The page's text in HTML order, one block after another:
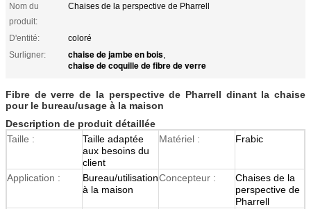
Nom du
produit:
Chaises de la perspective de Pharrell
D'entité:
coloré
Surligner:
chaise de jambe en bois,
chaise de coquille de fibre de verre
Fibre de verre de la perspective de Pharrell dinant la chaise
pour le bureau/usage à la maison
Description de produit détaillée
Taille :
Taille adaptée
aux besoins du
client
Matériel : Frabic
Application :
Bureau/utilisation
à la maison
Concepteur :
Chaises de la
perspective de
Pharrell